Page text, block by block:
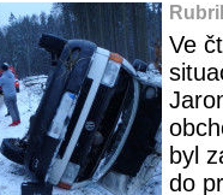
Ve
byl
do